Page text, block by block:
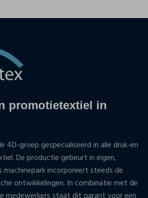
promotietextiel in
4D-groep gespecialiseerd in alle druk-en
De productie gebeurt in eigen,
machinepark incorporeert steeds de
ontwikkelingen. In combinatie met de